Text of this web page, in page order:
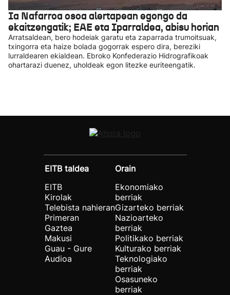
Ia Nafarroa osoa alertapean egongo da
ekaitzengatik; EAE eta Iparraldea, abisu horian
Arratsaldean, bero hodeiak garatu eta zaparrada trumoitsuak,
txingorra eta haize bolada gogorrak espero dira, bereziki
lurraldearen ekialdean. Ebroko Konfederazio Hidrografikoak
ohartarazi duenez, uholdeak egon litezke euriteengatik.
EITB taldea
EITB
Kirolak
Telebista nahieran
Primeran
Gaztea
Makusi
Guau - Gure
Audioa
Orain
Ekonomiako
berriak
Gizarteko berriak
Nazioarteko
berriak
Politikako berriak
Kulturako berriak
Teknologiako
berriak
Osasuneko
berriak